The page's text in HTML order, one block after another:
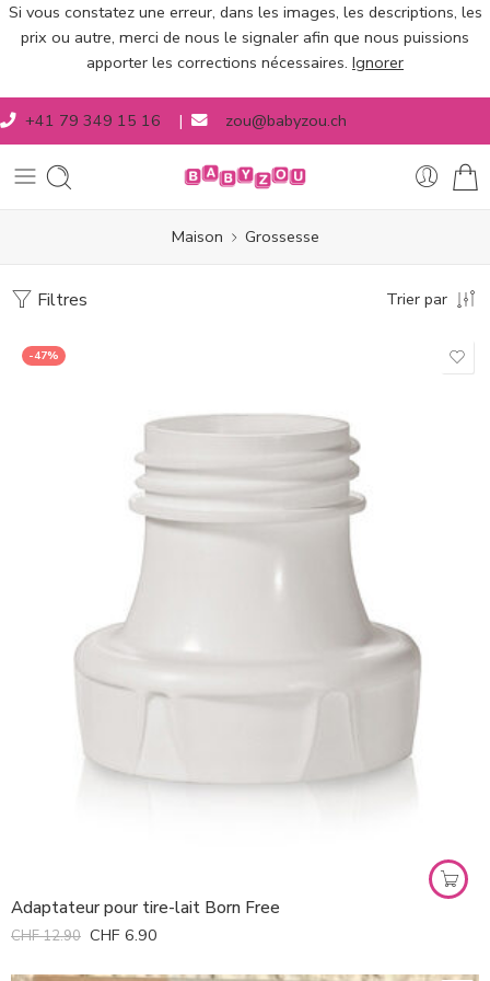
Si vous constatez une erreur, dans les images, les descriptions, les
prix ou autre, merci de nous le signaler afin que nous puissions
apporter les corrections nécessaires. Ignorer
+41 79 349 15 16 | zou@babyzou.ch
Maison Grossesse
Filtres Trier par
-47%
Adaptateur pour tire-lait Born Free
CHF12.90 CHF 6.90